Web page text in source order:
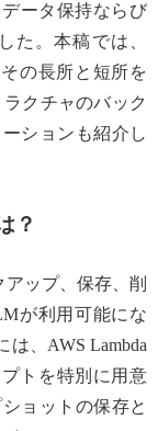
ータ保持ならび
た。本稿では、
の長所と短所を
クチャのバック
ションも紹介し
？
ップ、保存、削
が利用可能にな
、AWS Lambda
トを特別に用意
ョットの保存と